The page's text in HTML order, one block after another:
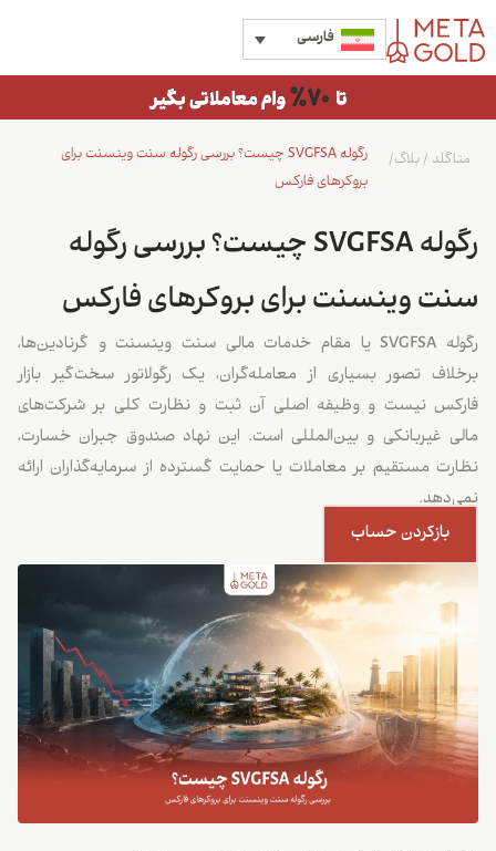
فارسی
رگوله SVGFSA چیست؟ بررسی رگوله سنت وینسنت برای
بروکرهای فارکس
متاگلد /بلاگ/
رگوله SVGFSA چیست؟ بررسی رگوله
سنت وینسنت برای بروکرهای فارکس
رگوله SVGFSA یا مقام خدمات مالی سنت وینسنت و گرنادین‌ها،
برخلاف تصور بسیاری از معامله‌گران، یک رگولاتور سخت‌گیر بازار
فارکس نیست و وظیفه اصلی آن ثبت و نظارت کلی بر شرکت‌های
مالی غیربانکی و بین‌المللی است. این نهاد صندوق جبران خسارت،
نظارت مستقیم بر معاملات یا حمایت گسترده از سرمایه‌گذاران ارائه
نمی‌دهد.
بازکردن حساب